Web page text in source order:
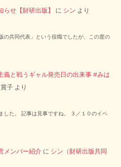
らせ【財研出版】 に シン より
の共同代表」という役職でしたが、この度の
と戦うギャル発売日の出来事 #みは
子 より
した。 記事は見事ですね。 ３／１０のイベ
メンバー紹介 に シン（財研出版共同